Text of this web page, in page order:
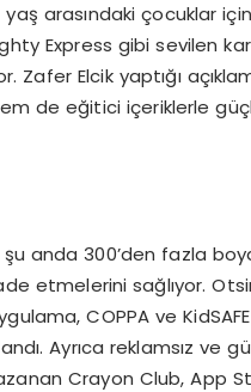
arasındaki çocuklar
Express gibi sevilen
Zafer Elcik yaptığı
de eğitici içeriklerle
anda 300’den fazla
etmelerini sağlıyor.
COPPA ve
Ayrıca reklamsız ve
Crayon Club, App